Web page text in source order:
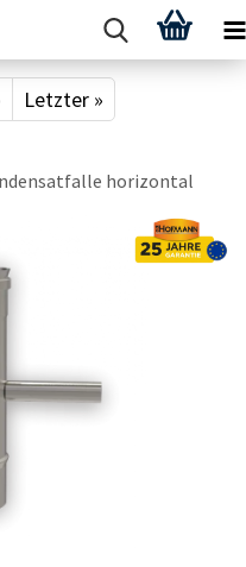
Letzter »
ho­ri­zon­tal